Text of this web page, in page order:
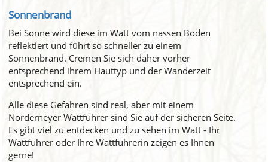
Sonnenbrand
Bei Sonne wird diese im Watt vom nassen Boden
reflektiert und führt so schneller zu einem
Sonnenbrand. Cremen Sie sich daher vorher
entsprechend ihrem Hauttyp und der Wanderzeit
entsprechend ein.
Alle diese Gefahren sind real, aber mit einem
Norderneyer Wattführer sind Sie auf der sicheren Seite.
Es gibt viel zu entdecken und zu sehen im Watt - Ihr
Wattführer oder Ihre Wattführerin zeigen es Ihnen
gerne!